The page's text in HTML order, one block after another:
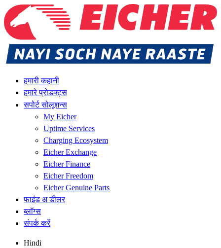
हमारी कहानी
हमारे प्रोडक्ट्स
सपोर्ट सोलूशन्स
My Eicher
Uptime Services
Charging Ecosystem
Eicher Exchange
Eicher Finance
Eicher Freedom
Eicher Genuine Parts
फाइंड अ डीलर
ब्लॉग्स
संपर्क करें
Hindi